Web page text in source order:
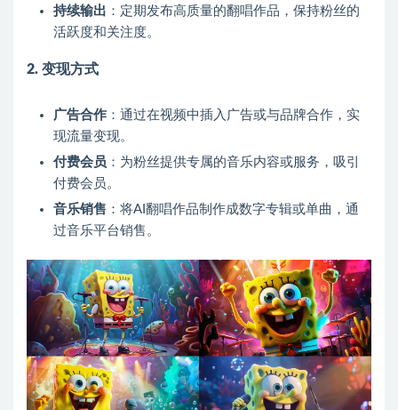
持续输出 ：定期发布高质量的翻唱作品，保持粉丝的
活跃度和关注度。
2. 变现方式
广告合作 ：通过在视频中插入广告或与品牌合作，实
现流量变现。
付费会员 ：为粉丝提供专属的音乐内容或服务，吸引
付费会员。
音乐销售 ：将AI翻唱作品制作成数字专辑或单曲，通
过音乐平台销售。